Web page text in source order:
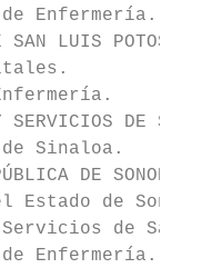
Enfermería.
LUIS POTOSÍ.
SERVICIOS DE
Sinaloa.
DE SONORA.
Estado de
de
Enfermería.